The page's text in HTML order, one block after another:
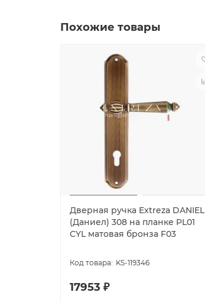
Похожие товары
Дверная ручка Extreza DANIEL
(Даниел) 308 на планке PL01
CYL матовая бронза F03
KS-119346
17953 ₽